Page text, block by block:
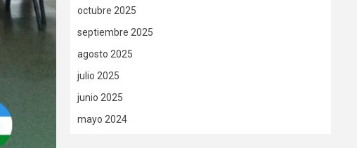
octubre 2025
septiembre 2025
agosto 2025
julio 2025
junio 2025
mayo 2024